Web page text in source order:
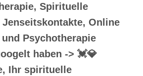
Spirituelle
Online
Psychotherapie
haben -> 💓️💎
Ihr spirituelle